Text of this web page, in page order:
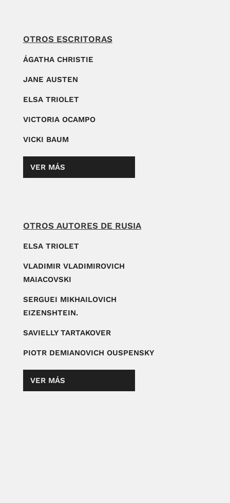
OTROS ESCRITORAS
ÁGATHA CHRISTIE
JANE AUSTEN
ELSA TRIOLET
VICTORIA OCAMPO
VICKI BAUM
VER MÁS
OTROS AUTORES DE RUSIA
ELSA TRIOLET
VLADIMIR VLADIMIROVICH
MAIACOVSKI
SERGUEI MIKHAILOVICH
EIZENSHTEIN.
SAVIELLY TARTAKOVER
PIOTR DEMIANOVICH OUSPENSKY
VER MÁS